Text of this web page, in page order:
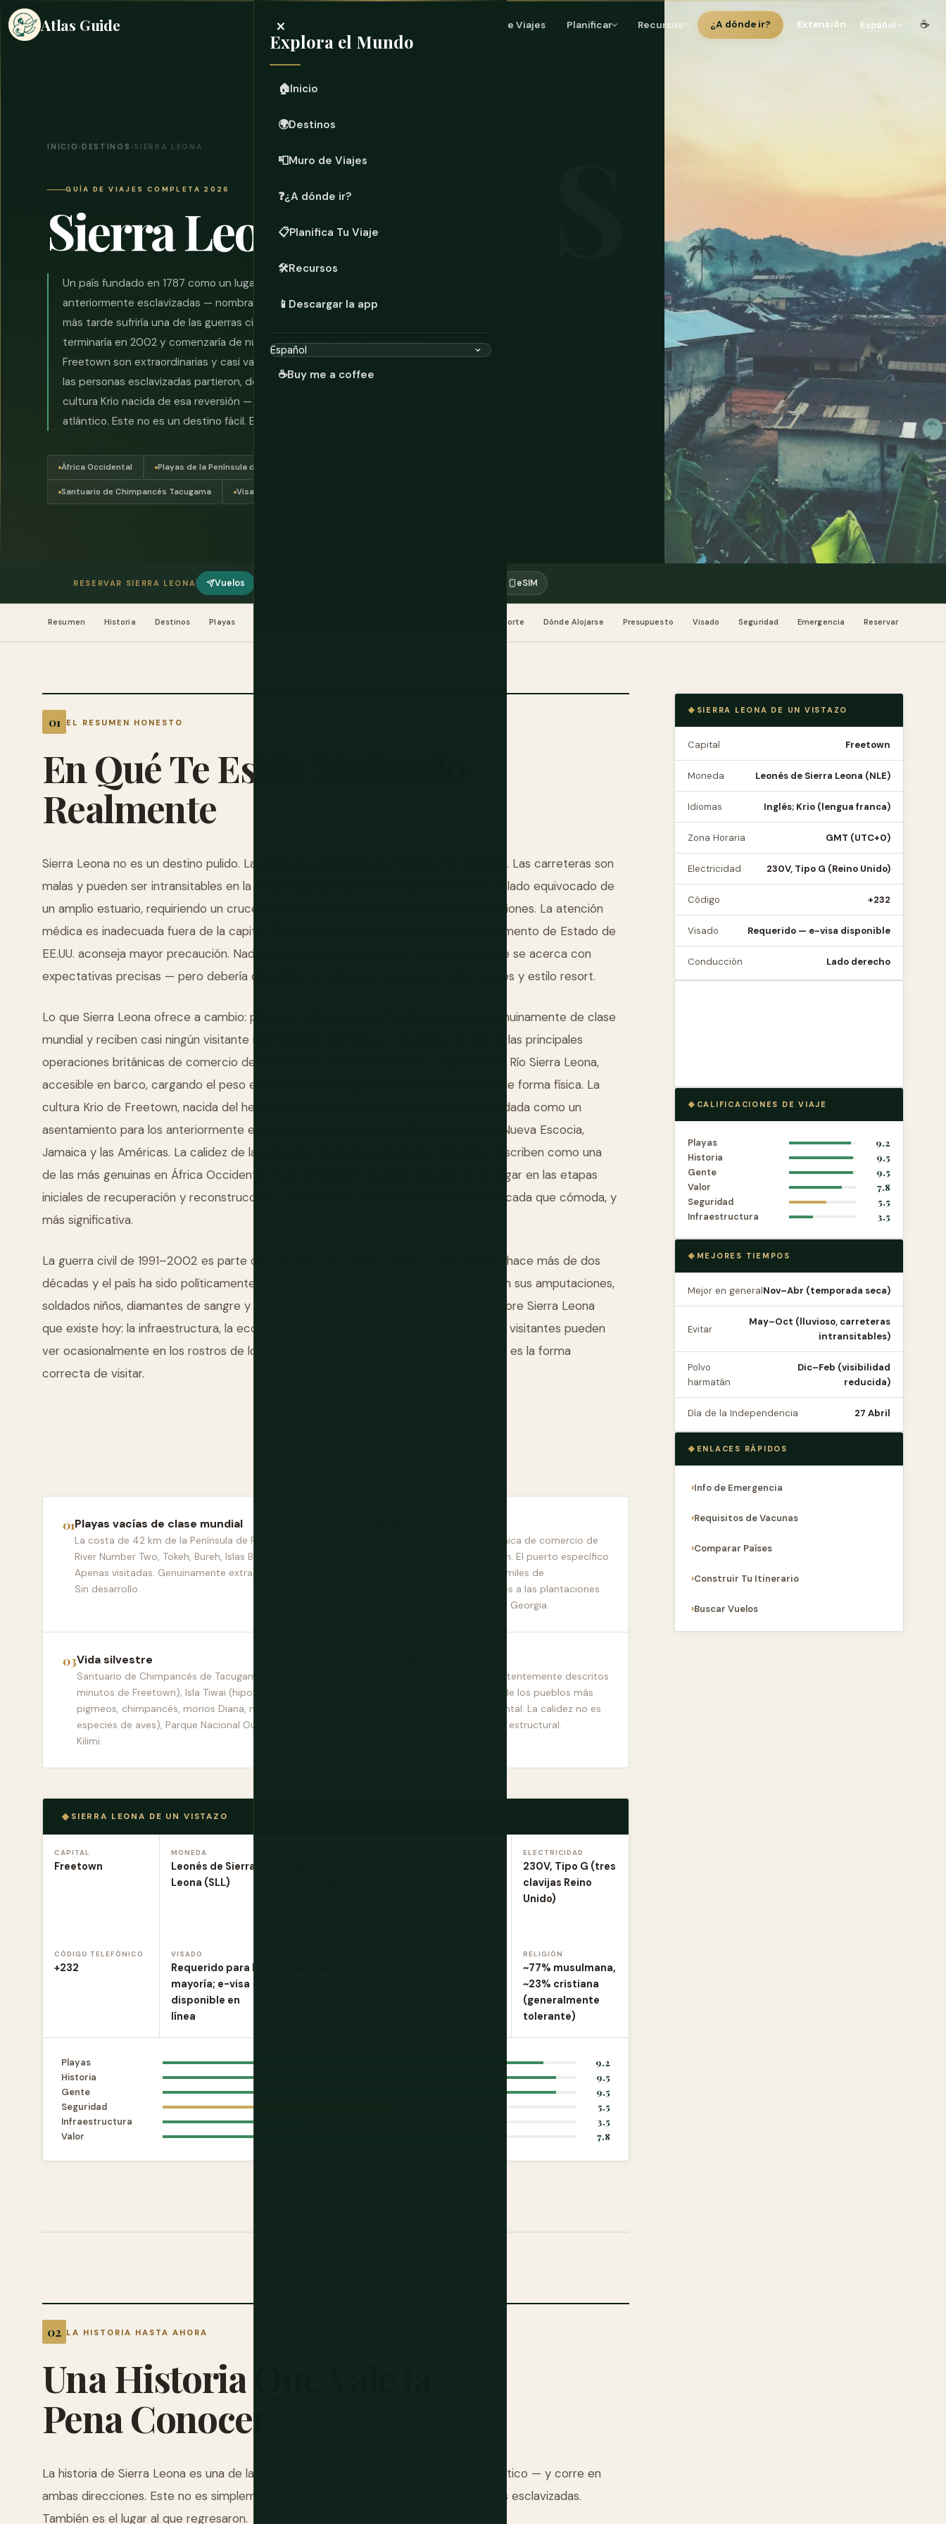
Atlas Guide Muro de Viajes Planificar Recursos ¿A dónde ir? Extensión ☕
×
Explora el Mundo
🏠Inicio
🌍Destinos
📮Muro de Viajes
❓¿A dónde ir?
📋Planifica Tu Viaje
🛠️Recursos
📱 Descargar la app
☕Buy me a coffee
INICIO ›DESTINOS ›SIERRA LEONA
GUÍA DE VIAJES COMPLETA 2026
Sierra Leona
Un país fundado en 1787 como un lugar literal de libertad para personas
anteriormente esclavizadas — nombrado Freetown, capital de una nación que
más tarde sufriría una de las guerras civiles más brutales de África Occidental, la
terminaría en 2002 y comenzaría de nuevo. Las playas de la Península de
Freetown son extraordinarias y casi vacías. La historia — de la Isla Bunce donde
las personas esclavizadas partieron, del King's Yard donde llegaron libres, de la
cultura Krio nacida de esa reversión — es una de las más complejas en el mundo
atlántico. Este no es un destino fácil. Es uno notable.
África Occidental Playas de la Península de Freetown
Santuario de Chimpancés Tacugama Visado requerido (e-visa disponible)
RESERVAR SIERRA LEONA Vuelos eSIM
Resumen Historia Destinos Playas Transporte Dónde Alojarse Presupuesto Visado Seguridad Emergencia Reservar
EL RESUMEN HONESTO
EnQuéTeEstás
Realmente
Sierra Leona no es un destino pulido. La infraestructura fuera de Freetown es limitada. Las carreteras son
malas y pueden ser intransitables en la temporada de lluvias. El aeropuerto está en el lado equivocado de
un amplio estuario, requiriendo un cruce en barco que conlleva sus propias complicaciones. La atención
médica es inadecuada fuera de la capital. El crimen en Freetown es real y el Departamento de Estado de
EE.UU. aconseja mayor precaución. Nada de esto debería desanimar a un visitante que se acerca con
expectativas precisas — pero debería desanimar a cualquiera que espere viajes suaves y estilo resort.
Lo que Sierra Leona ofrece a cambio: playas en la Península de Freetown que son genuinamente de clase
mundial y reciben casi ningún visitante internacional. Isla Bunce — las ruinas de una de las principales
operaciones británicas de comercio de esclavos en África Occidental — situada en el Río Sierra Leona,
accesible en barco, cargando el peso específico de un lugar donde la historia aún tiene forma física. La
cultura Krio de Freetown, nacida del hecho extraordinario de que esta ciudad fue fundada como un
asentamiento para los anteriormente esclavizados que regresaron de Gran Bretaña, Nueva Escocia,
Jamaica y las Américas. La calidez de la población, que la mayoría de los visitantes describen como una
de las más genuinas en África Occidental. Y una sensación, a lo largo del país, de un lugar en las etapas
iniciales de recuperación y reconstrucción — lo que hace una experiencia más complicada que cómoda, y
más significativa.
La guerra civil de 1991–2002 es parte del contexto para visitar Sierra Leona. Terminó hace más de dos
décadas y el país ha sido políticamente estable desde entonces. Pero la guerra — con sus amputaciones,
soldados niños, diamantes de sangre y desplazamiento masivo — dio forma a todo sobre Sierra Leona
que existe hoy: la infraestructura, la economía, la cultura política, las cicatrices que los visitantes pueden
ver ocasionalmente en los rostros de los freetonianos mayores. Conocer esta historia es la forma
correcta de visitar.
Playas vacías de clase mundial
La costa de 42 km de la Península de Freetown:
River Number Two, Tokeh, Bureh, Islas Banana.
Apenas visitadas. Genuinamente extraordinarias.
Sin desarrollo.
Ruinas de una fortaleza británica de comercio de
esclavos a 29 km de Freetown. El puerto específico
a través del cual decenas de miles de
sierraleoneses fueron enviados a las plantaciones
de arroz de Carolina del Sur y Georgia.
Vida silvestre
Santuario de Chimpancés de Tacugama (30
minutos de Freetown), Isla Tiwai (hipopótamos
pigmeos, chimpancés, monos Diana, más de 300
especies de aves), Parque Nacional Outamba-
Kilimi.
Los sierraleoneses son consistentemente descritos
por los visitantes como uno de los pueblos más
acogedores en África Occidental. La calidez no es
actuada para el turismo — es estructural.
SIERRA LEONA DE UN VISTAZO
CAPITAL
Freetown
MONEDA
Leonés de Sierra
Leona (SLL)
ELECTRICIDAD
230V, Tipo G (tres
clavijas Reino
Unido)
CÓDIGO TELEFÓNICO
+232
VISADO
Requerido para la
mayoría; e-visa
disponible en
línea
RELIGIÓN
~77% musulmana,
~23% cristiana
(generalmente
tolerante)
Playas
9.2
Historia
9.5
Gente
9.5
Seguridad
5.5
Infraestructura
3.5
Valor
7.8
LA HISTORIA HASTA AHORA
UnaHistoria
PenaConocer
La historia de Sierra Leona es una de las historias más extraordinarias del mundo atlántico — y corre en
ambas direcciones. Este no es simplemente un lugar desde el cual partieron personas esclavizadas.
También es el lugar al que regresaron.
SIERRA LEONA DE UN VISTAZO
Capital Freetown
Moneda Leonés de Sierra Leona (NLE)
Idiomas Inglés; Krio (lengua franca)
Zona Horaria GMT (UTC+0)
Electricidad 230V, Tipo G (Reino Unido)
Código +232
Visado Requerido — e-visa disponible
Conducción Lado derecho
CALIFICACIONES DE VIAJE
Playas
9.2
Historia
9.5
Gente
9.5
Valor
7.8
Seguridad
5.5
Infraestructura
3.5
MEJORES TIEMPOS
Mejor en generalNov–Abr (temporada seca)
Evitar
May–Oct (lluvioso, carreteras
intransitables)
Polvo
harmatán
Dic–Feb (visibilidad
reducida)
Día de la Independencia 27 Abril
ENLACES RÁPIDOS
Info de Emergencia
Requisitos de Vacunas
Comparar Países
Construir Tu Itinerario
Buscar Vuelos